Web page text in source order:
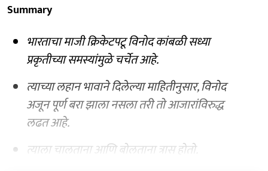
Summary
भारताचा माजी क्रिकेटपटू विनोद कांबळी सध्या
प्रकृतीच्या समस्यांमुळे चर्चेत आहे.
त्याच्या लहान भावाने दिलेल्या माहितीनुसार, विनोद
अजून पूर्ण बरा झाला नसला तरी तो आजारांविरुद्ध
लढत आहे.
त्याला चालताना आणि बोलताना त्रास होतो.